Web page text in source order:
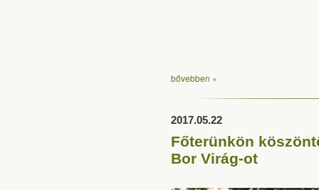
bővebben »
2017.05.22
Főterünkön
Bor Virág-ot